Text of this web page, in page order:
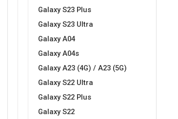
Galaxy S23 Plus
Galaxy S23 Ultra
Galaxy A04
Galaxy A04s
Galaxy A23 (4G) / A23 (5G)
Galaxy S22 Ultra
Galaxy S22 Plus
Galaxy S22
Doodles